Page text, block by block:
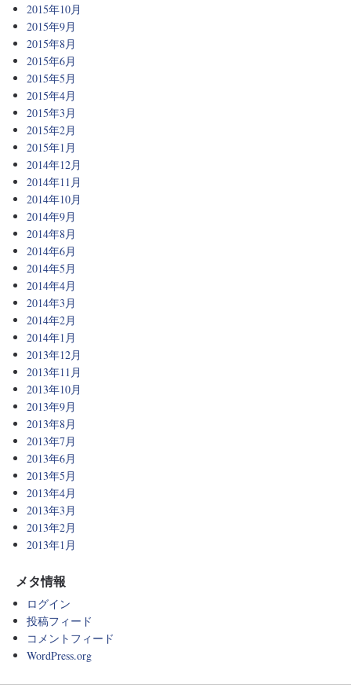
2015年10月
2015年9月
2015年8月
2015年6月
2015年5月
2015年4月
2015年3月
2015年2月
2015年1月
2014年12月
2014年11月
2014年10月
2014年9月
2014年8月
2014年6月
2014年5月
2014年4月
2014年3月
2014年2月
2014年1月
2013年12月
2013年11月
2013年10月
2013年9月
2013年8月
2013年7月
2013年6月
2013年5月
2013年4月
2013年3月
2013年2月
2013年1月
メタ情報
ログイン
投稿フィード
コメントフィード
WordPress.org